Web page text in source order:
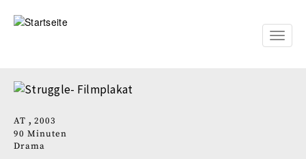
zum
Toggle
AT
2003
90 Minuten
Drama